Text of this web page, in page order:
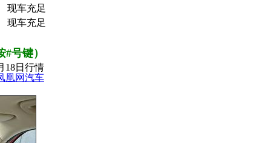
现车充足
现车充足
号键）
18日行情
凰网汽车